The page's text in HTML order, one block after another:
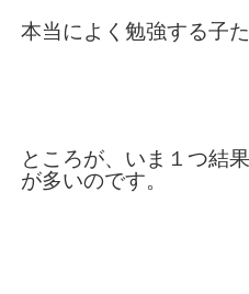
本当によく勉強する子た
ところが、いま１つ結
が多いのです。